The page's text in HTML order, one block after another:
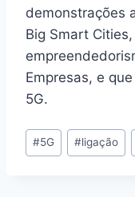
demonstrações
Big Smart
Empresas, e
5G.
Post
Tags:
#5G #ligação